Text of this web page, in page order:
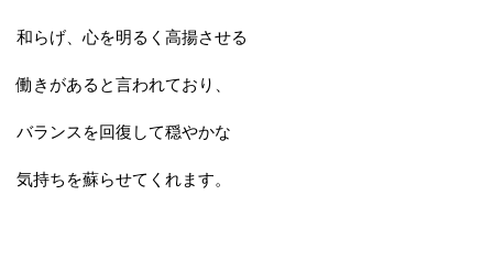
和らげ、心を明るく高揚させる
働きがあると言われており、
バランスを回復して穏やかな
気持ちを蘇らせてくれます。